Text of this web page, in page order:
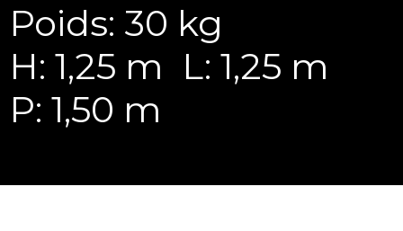
Poids: 30 kg
H: 1,25 m L: 1,25 m
P: 1,50 m